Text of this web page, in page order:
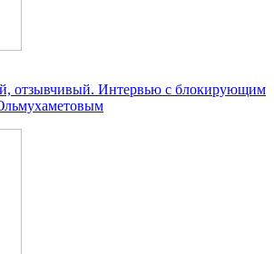
отзывчивый. Интервью с блокирующим